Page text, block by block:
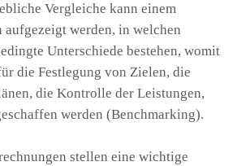
Vergleiche kann einem
aufgezeigt werden, in welchen
Unterschiede bestehen, womit
die Festlegung von Zielen, die
die Kontrolle der Leistungen,
werden (Benchmarking).
stellen eine wichtige